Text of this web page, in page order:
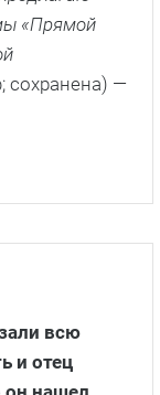
«Прямой
сохранена) —
всю
и отец